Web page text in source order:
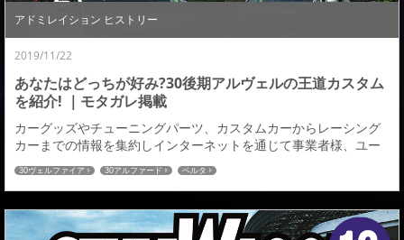
アドミレイション ヒストリー
2019/11/22
あなたはどっちが好み?30後期アルヴェルの王道カスタム
を紹介! ｜モタガレ掲載
カーグッズやチューニングパーツ、カスタムカーからレーシング
カーまでの情報を集約しインターネットを通じて事業者様、ユー
ザー様に情報提供〜販売、部品の取り付けまでをサポートする日
本最大級のカスタムカー＆パーツ通販サイトの【モタガレ】さん
にアドミレイションの新作エアロパーツアルファード＆ヴェルフ
ァイア用エアロキットが紹介されましたのでお知らせ致します。
１、登場間もない待望のアルファード後期用 要注目の...
30ヴェルファイア 30アルファード ベルタ